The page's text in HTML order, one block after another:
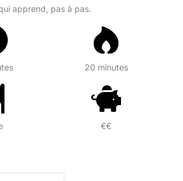
apprend, pas à pas.
20 minutes
€€